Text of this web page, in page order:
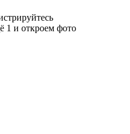
1 и откроем фото